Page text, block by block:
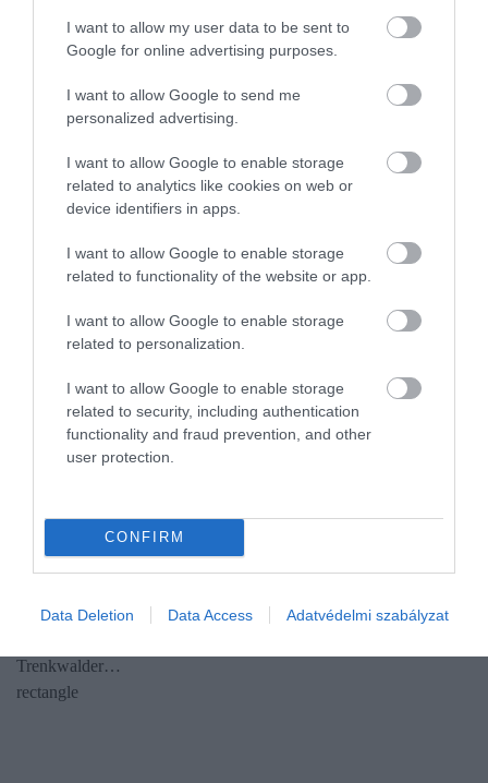
I want to allow my user data to be sent to
Google for online advertising purposes.
I want to allow Google to send me
personalized advertising.
I want to allow Google to enable storage
related to analytics like cookies on web or
device identifiers in apps.
I want to allow Google to enable storage
related to functionality of the website or app.
I want to allow Google to enable storage
related to personalization.
I want to allow Google to enable storage
related to security, including authentication
functionality and fraud prevention, and other
user protection.
CONFIRM
Data Deletion Data Access Adatvédelmi szabályzat
mögötte fedezet
forintra nőtt a fizikai munkát végző szak- és betanított munkások
Trenkwalder…
rectangle